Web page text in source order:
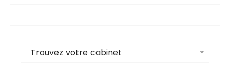
Trouvez votre cabinet